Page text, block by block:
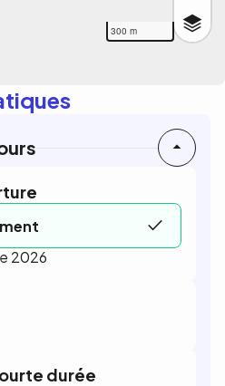
300 m
2026
durée